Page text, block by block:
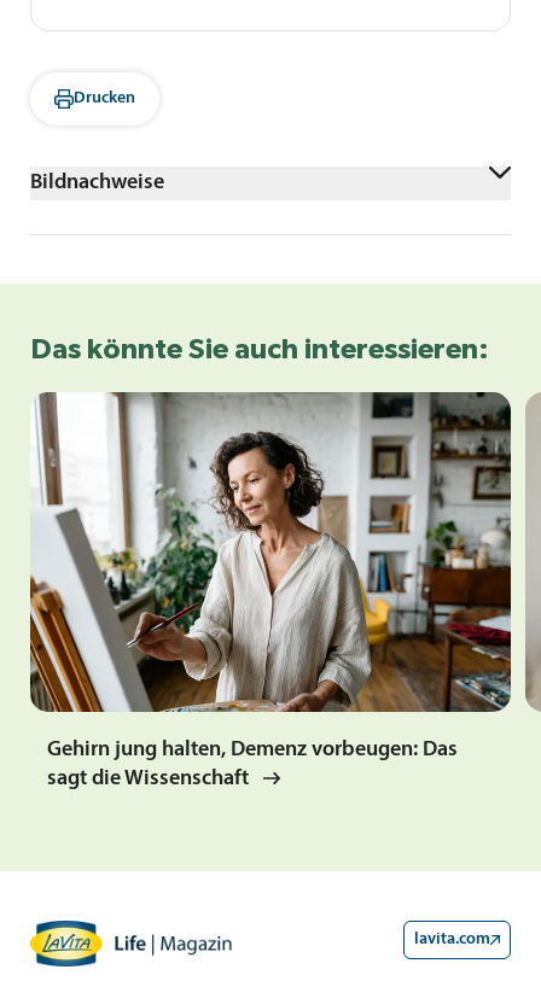
Drucken
Bildnachweise
AdobeStock/Daniel
Das könnte Sie auch interessieren:
Gehirn jung halten, Demenz vorbeugen: Das
sagt die Wissenschaft
lavita.com